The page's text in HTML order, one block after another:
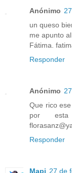
Anónimo
un queso
me apunto
Fátima.
Responder
Anónimo
Que rico
por esta
Responder
Mapi 27 de